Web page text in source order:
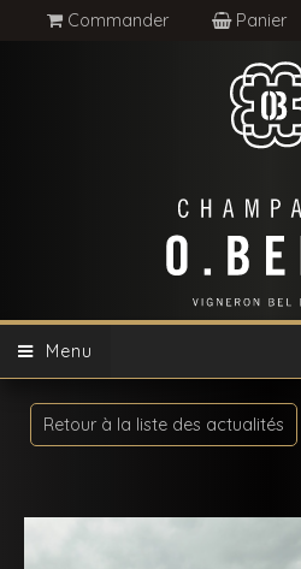
Commander Panier
Menu
Retour à la liste des actualités